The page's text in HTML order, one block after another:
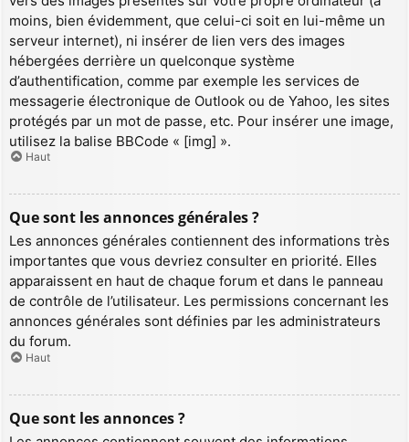
moins, bien évidemment, que celui-ci soit en lui-même un
serveur internet), ni insérer de lien vers des images
hébergées derrière un quelconque système
d’authentification, comme par exemple les services de
messagerie électronique de Outlook ou de Yahoo, les sites
protégés par un mot de passe, etc. Pour insérer une image,
utilisez la balise BBCode « [img] ».
Haut
Que sont les annonces générales ?
Les annonces générales contiennent des informations très
importantes que vous devriez consulter en priorité. Elles
apparaissent en haut de chaque forum et dans le panneau
de contrôle de l’utilisateur. Les permissions concernant les
annonces générales sont définies par les administrateurs
du forum.
Haut
Que sont les annonces ?